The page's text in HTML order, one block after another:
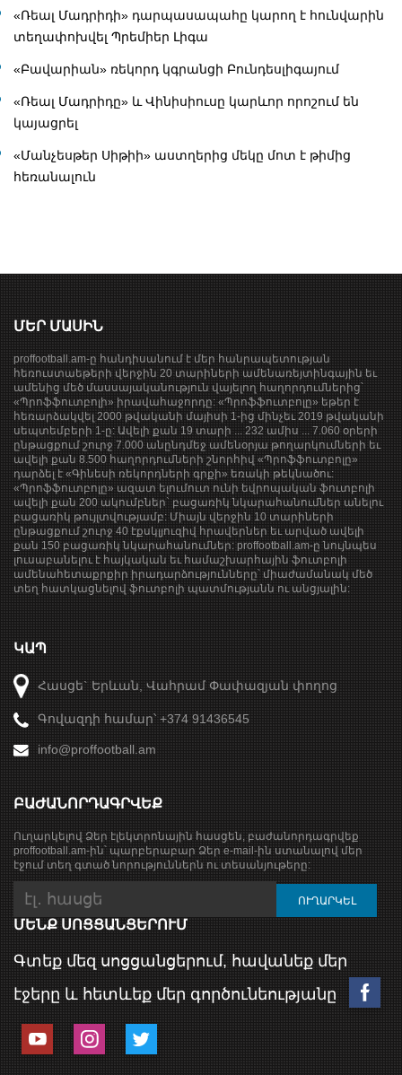
«Ռեալ Մադրիդի» դարպասապահը կարող է հունվարին
տեղափոխվել Պրեմիեր Լիգա
«Բավարիան» ռեկորդ կգրանցի Բունդեսլիգայում
«Ռեալ Մադրիդը» և Վինիսիուսը կարևոր որոշում են
կայացրել
«Մանչեսթեր Սիթիի» աստղերից մեկը մոտ է թիմից
հեռանալուն
ՄԵՐ ՄԱՍԻՆ
proffootball.am-ը հանդիսանում է մեր հանրապետության
հեռուստաեթերի վերջին 20 տարիների ամենառեյտինգային եւ
ամենից մեծ մասսայականություն վայելող հաղորդումներից՝
«Պրոֆֆուտբոլի» իրավահաջորդը: «Պրոֆֆուտբոլը» եթեր է
հեռարձակվել 2000 թվականի մայիսի 1-ից մինչեւ 2019 թվականի
սեպտեմբերի 1-ը: Ավելի քան 19 տարի ... 232 ամիս ... 7.060 օրերի
ընթացքում շուրջ 7.000 անընդմեջ ամենօրյա թողարկումների եւ
ավելի քան 8.500 հաղորդումների շնորհիվ «Պրոֆֆուտբոլը»
դարձել է «Գինեսի ռեկորդների գրքի» եռակի թեկնածու:
«Պրոֆֆուտբոլը» ազատ ելումուտ ունի եվրոպական ֆուտբոլի
ավելի քան 200 ակումբներ` բացառիկ նկարահանումներ անելու
բացառիկ թույլտվությամբ: Միայն վերջին 10 տարիների
ընթացքում շուրջ 40 էքսկլյուզիվ հրավերներ եւ արված ավելի
քան 150 բացառիկ նկարահանումներ: proffootball.am-ը նույնպես
լուսաբանելու է հայկական եւ համաշխարհային ֆուտբոլի
ամենահետաքրքիր իրադարձությունները՝ միաժամանակ մեծ
տեղ հատկացնելով ֆուտբոլի պատմությանն ու անցյալին:
ԿԱՊ
Հասցե` Երևան, Վահրամ Փափազյան փողոց
Գովազդի համար՝ +374 91436545
info@proffootball.am
ԲԱԺԱՆՈՐԴԱԳՐՎԵՔ
Ուղարկելով Ձեր էլեկտրոնային հասցեն, բաժանորդագրվեք
proffootball.am-ին՝ պարբերաբար Ձեր e-mail-ին ստանալով մեր
էջում տեղ գտած նորություններն ու տեսանյութերը:
ՄԵՆՔ ՍՈՑՑԱՆՑԵՐՈՒՄ
Գտեք մեզ սոցցանցերում, հավանեք մեր
էջերը և հետևեք մեր գործունեությանը